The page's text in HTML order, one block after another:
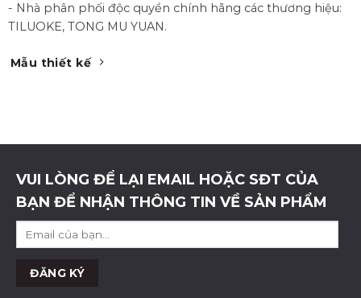
- Nhà phân phối độc quyền chính hãng các thương hiệu:
TILUOKE, TONG MU YUAN.
Mẫu thiết kế
VUI LÒNG ĐỂ LẠI EMAIL HOẶC SĐT CỦA
BẠN ĐỂ NHẬN THÔNG TIN VỀ SẢN PHẨM